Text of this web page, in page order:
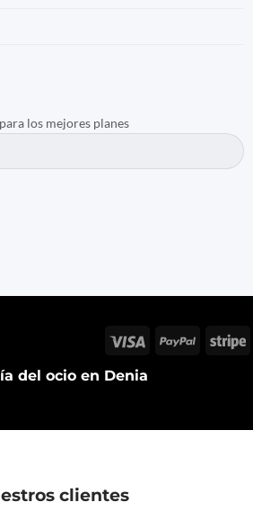
los mejores planes
del ocio en Denia
Visa PayPal
clientes